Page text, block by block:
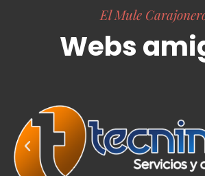
El Mule
Webs